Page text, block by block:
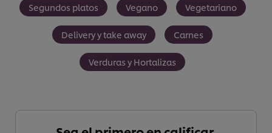
Segundos platos Vegano Vegetariano
Delivery y take away Carnes
Verduras y Hortalizas